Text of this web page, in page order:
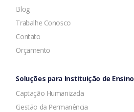
Blog
Trabalhe Conosco
Contato
Orçamento
Soluções para Instituição de Ensino
Captação Humanizada
Gestão da Permanência